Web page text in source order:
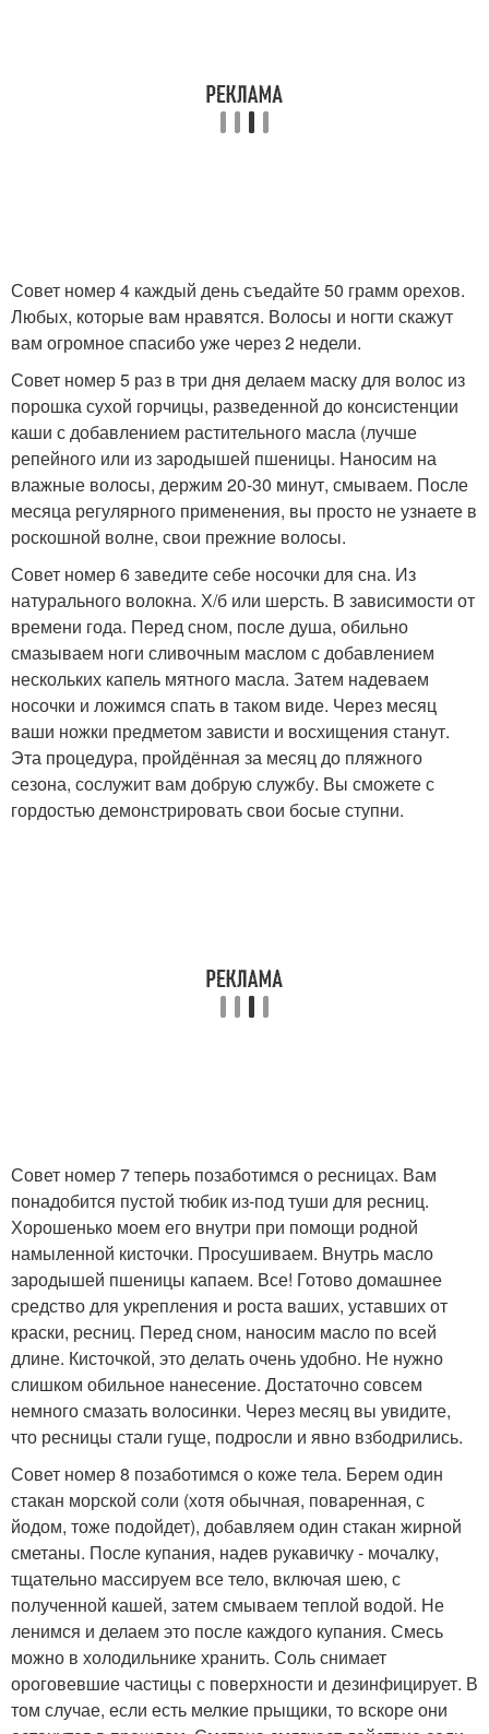
Совет номер 4 каждый день съедайте 50 грамм орехов.
Любых, которые вам нравятся. Волосы и ногти скажут
вам огромное спасибо уже через 2 недели.
Совет номер 5 раз в три дня делаем маску для волос из
порошка сухой горчицы, разведенной до консистенции
каши с добавлением растительного масла (лучше
репейного или из зародышей пшеницы. Наносим на
влажные волосы, держим 20-30 минут, смываем. После
месяца регулярного применения, вы просто не узнаете в
роскошной волне, свои прежние волосы.
Совет номер 6 заведите себе носочки для сна. Из
натурального волокна. Х/б или шерсть. В зависимости от
времени года. Перед сном, после душа, обильно
смазываем ноги сливочным маслом с добавлением
нескольких капель мятного масла. Затем надеваем
носочки и ложимся спать в таком виде. Через месяц
ваши ножки предметом зависти и восхищения станут.
Эта процедура, пройдённая за месяц до пляжного
сезона, сослужит вам добрую службу. Вы сможете с
гордостью демонстрировать свои босые ступни.
Совет номер 7 теперь позаботимся о ресницах. Вам
понадобится пустой тюбик из-под туши для ресниц.
Хорошенько моем его внутри при помощи родной
намыленной кисточки. Просушиваем. Внутрь масло
зародышей пшеницы капаем. Все! Готово домашнее
средство для укрепления и роста ваших, уставших от
краски, ресниц. Перед сном, наносим масло по всей
длине. Кисточкой, это делать очень удобно. Не нужно
слишком обильное нанесение. Достаточно совсем
немного смазать волосинки. Через месяц вы увидите,
что ресницы стали гуще, подросли и явно взбодрились.
Совет номер 8 позаботимся о коже тела. Берем один
стакан морской соли (хотя обычная, поваренная, с
йодом, тоже подойдет), добавляем один стакан жирной
сметаны. После купания, надев рукавичку - мочалку,
тщательно массируем все тело, включая шею, с
полученной кашей, затем смываем теплой водой. Не
ленимся и делаем это после каждого купания. Смесь
можно в холодильнике хранить. Соль снимает
ороговевшие частицы с поверхности и дезинфицирует. В
том случае, если есть мелкие прыщики, то вскоре они